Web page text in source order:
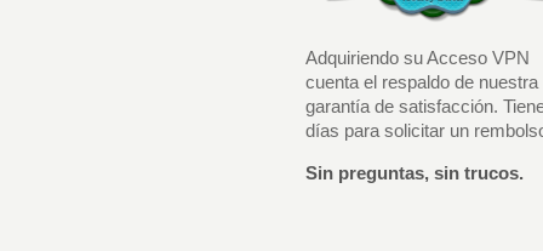
Adquiriendo su Acceso VPN
cuenta el respaldo de nuestra
garantía de satisfacción.
días para solicitar un
Sin preguntas, sin trucos.